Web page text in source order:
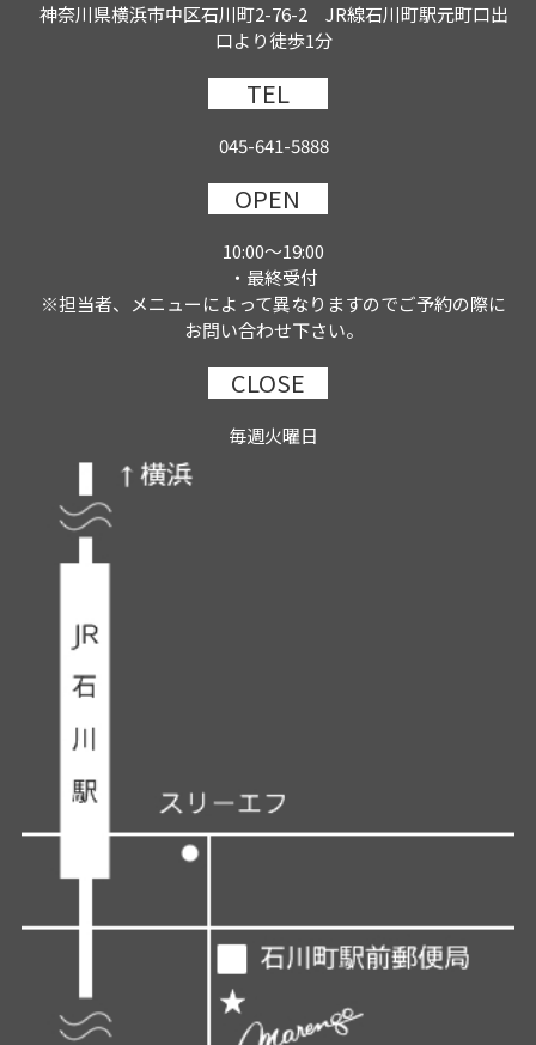
神奈川県横浜市中区石川町2-76-2 JR線石川町駅元町口出
口より徒歩1分
TEL
045-641-5888
OPEN
10:00～19:00
・最終受付
※担当者、メニューによって異なりますのでご予約の際に
お問い合わせ下さい。
CLOSE
毎週火曜日